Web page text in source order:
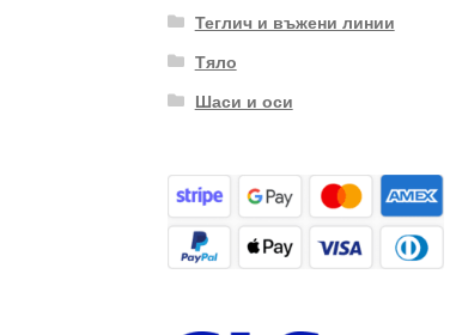
Теглич и въжени линии
Тяло
Шаси и оси